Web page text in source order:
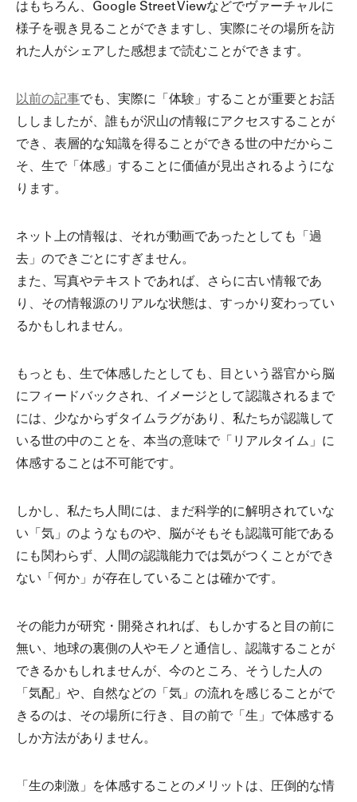
はもちろん、Google Street Viewなどでヴァーチャルに
様子を覗き見ることができますし、実際にその場所を訪
れた人がシェアした感想まで読むことができます。
以前の記事でも、実際に「体験」することが重要とお話
ししましたが、誰もが沢山の情報にアクセスすることが
でき、表層的な知識を得ることができる世の中だからこ
そ、生で「体感」することに価値が見出されるようにな
ります。
ネット上の情報は、それが動画であったとしても「過
去」のできごとにすぎません。
また、写真やテキストであれば、さらに古い情報であ
り、その情報源のリアルな状態は、すっかり変わってい
るかもしれません。
もっとも、生で体感したとしても、目という器官から脳
にフィードバックされ、イメージとして認識されるまで
には、少なからずタイムラグがあり、私たちが認識して
いる世の中のことを、本当の意味で「リアルタイム」に
体感することは不可能です。
しかし、私たち人間には、まだ科学的に解明されていな
い「気」のようなものや、脳がそもそも認識可能である
にも関わらず、人間の認識能力では気がつくことができ
ない「何か」が存在していることは確かです。
その能力が研究・開発されれば、もしかすると目の前に
無い、地球の裏側の人やモノと通信し、認識することが
できるかもしれませんが、今のところ、そうした人の
「気配」や、自然などの「気」の流れを感じることがで
きるのは、その場所に行き、目の前で「生」で体感する
しか方法がありません。
「生の刺激」を体感することのメリットは、圧倒的な情